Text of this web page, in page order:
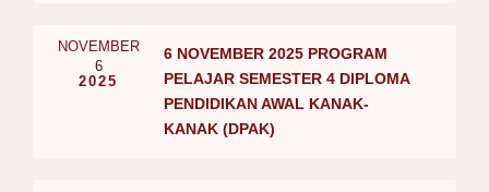
NOVEMBER
6
2025
6 NOVEMBER 2025 PROGRAM
PELAJAR SEMESTER 4 DIPLOMA
PENDIDIKAN AWAL KANAK-
KANAK (DPAK)